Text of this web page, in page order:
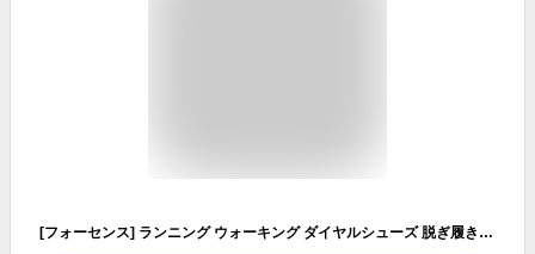
[フォーセンス] ランニング ウォーキング ダイヤルシューズ 脱ぎ履き イージー スポーツシューズ 運動靴 メンズ FOSN-003M ネイビー 25.5 cm